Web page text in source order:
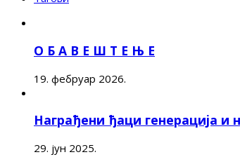
О Б А В Е Ш Т Е Њ Е
19. фебруар 2026.
Награђени ђаци генерација
29. јун 2025.